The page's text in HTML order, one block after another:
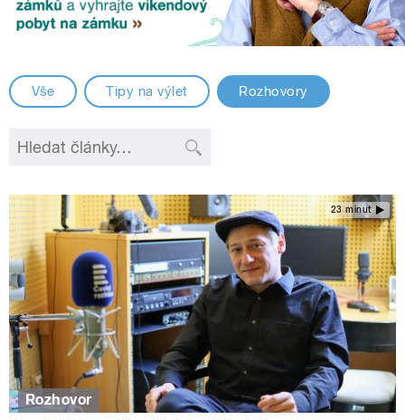
Vše Tipy na výlet Rozhovory
23 minut
Rozhovor